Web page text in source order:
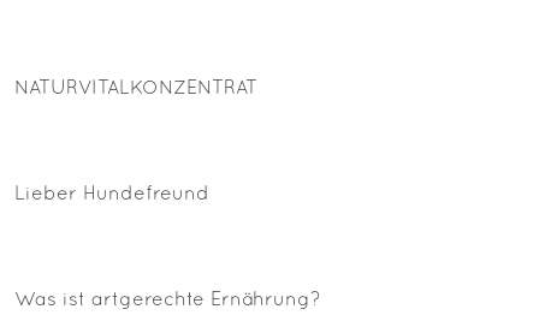
NATURVITALKONZENTRAT
Lieber Hundefreund
Was ist artgerechte Ernährung?